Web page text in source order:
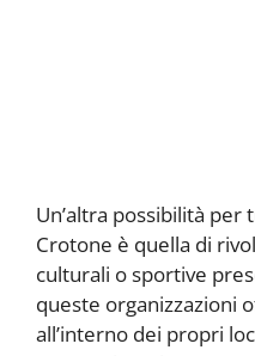
Un’altra possibilità per
Crotone è quella di
culturali o sportive
queste organizzazioni
all’interno dei propri